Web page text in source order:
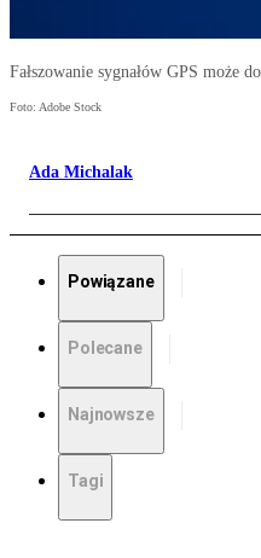
Fałszowanie sygnałów GPS może
Foto: Adobe Stock
Ada Michalak
Powiązane
Polecane
Najnowsze
Tagi